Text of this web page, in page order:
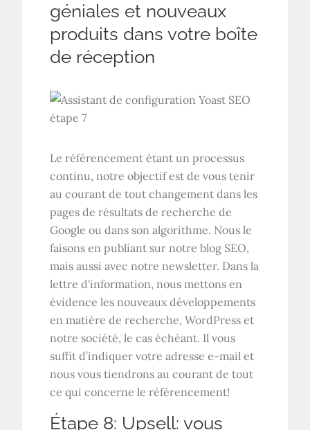
géniales et nouveaux
produits dans votre boîte
de réception
Le référencement étant un processus
continu, notre objectif est de vous tenir
au courant de tout changement dans les
pages de résultats de recherche de
Google ou dans son algorithme. Nous le
faisons en publiant sur notre blog SEO,
mais aussi avec notre newsletter. Dans la
lettre d'information, nous mettons en
évidence les nouveaux développements
en matière de recherche, WordPress et
notre société, le cas échéant. Il vous
suffit d’indiquer votre adresse e-mail et
nous vous tiendrons au courant de tout
ce qui concerne le référencement!
Étape 8: Upsell: vous